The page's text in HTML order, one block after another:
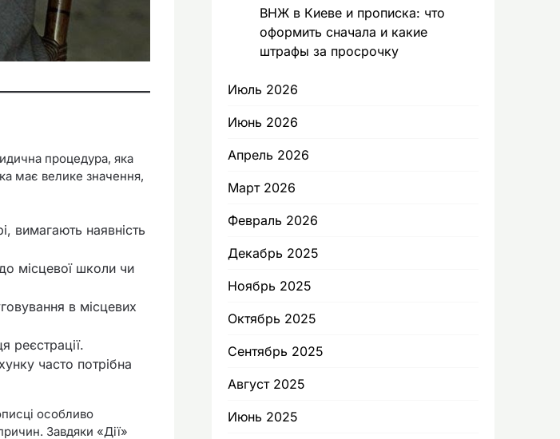
процедура, яка
має велике значення,
вимагають наявність
місцевої школи чи
в місцевих
реєстрації.
часто потрібна
особливо
Завдяки «Дії»
ВНЖ в Киеве и прописка: что
оформить сначала и какие
штрафы за просрочку
Июль 2026
Июнь 2026
Апрель 2026
Март 2026
Февраль 2026
Декабрь 2025
Ноябрь 2025
Октябрь 2025
Сентябрь 2025
Август 2025
Июнь 2025